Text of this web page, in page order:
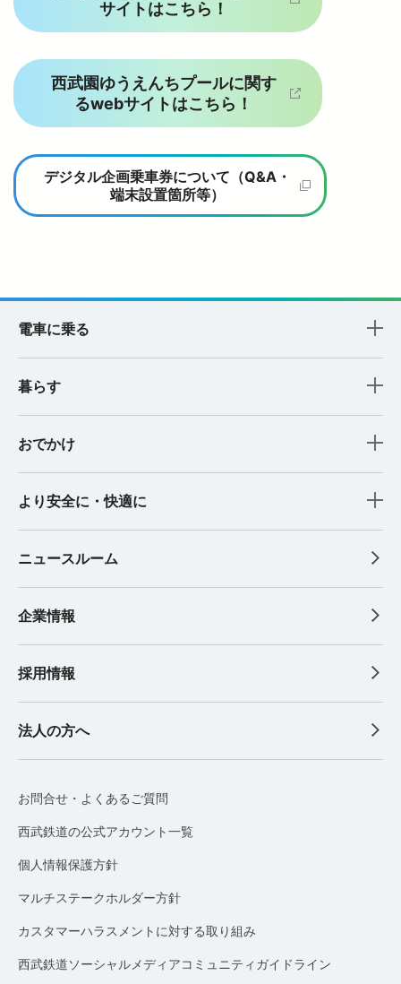
サイトはこちら！
西武園ゆうえんちプールに関す
るwebサイトはこちら！
デジタル企画乗車券について（Q&A・
端末設置箇所等）
電車に乗る
暮らす
おでかけ
より安全に・快適に
ニュースルーム
企業情報
採用情報
法人の方へ
お問合せ・よくあるご質問
西武鉄道の公式アカウント一覧
個人情報保護方針
マルチステークホルダー方針
カスタマーハラスメントに対する取り組み
西武鉄道ソーシャルメディアコミュニティガイドライン